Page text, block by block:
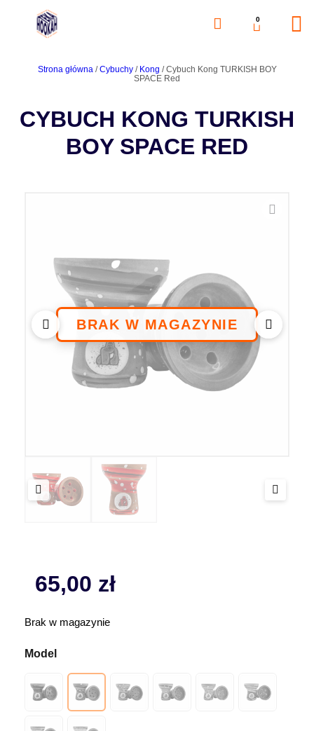
0
Strona główna/Cybuchy/ Kong / Cybuch Kong TURKISH BOY
SPACE Red
CYBUCH KONG TURKISH
BOY SPACE RED
65,00 zł
Brak w magazynie